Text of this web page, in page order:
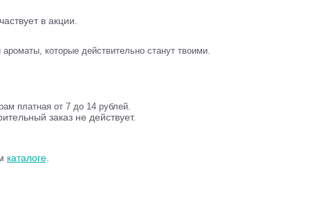
в акции.
которые действительно станут твоими.
платная от 7 до 14 рублей.
заказ не действует.
каталоге.